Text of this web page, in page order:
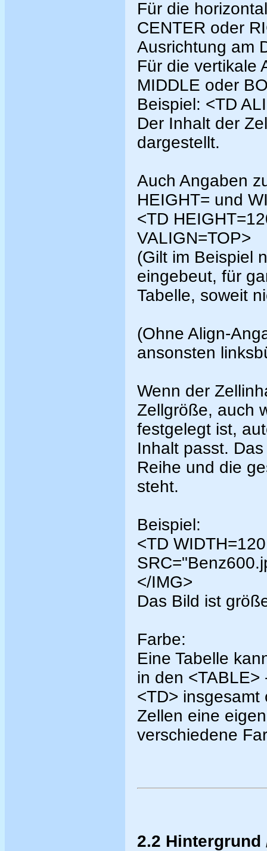
Für die
CENTER oder
Ausrichtung am
Für die vertikale
MIDDLE oder
Beispiel: <TD
Der Inhalt der
dargestellt.
Auch Angaben
HEIGHT= und
<TD
VALIGN=TOP>
(Gilt im Beispiel
eingebeut, für
Tabelle, soweit
(Ohne Align-
ansonsten
Wenn der
Zellgröße, auch
festgelegt ist,
Inhalt passt.
Reihe und die
steht.
Beispiel:
<TD
</IMG>
Das Bild ist
Farbe:
Eine Tabelle
in den <TABLE>
<TD>
Zellen eine
verschiedene
2.2 Hintergrund